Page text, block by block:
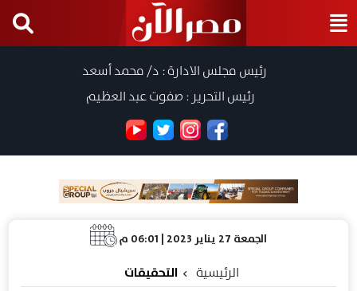
رئيس مجلس الادارة : د/ محمد أسعد
رئيس التحرير : صفوت عبد العظيم
الجمعة 27 يناير 2023 | 06:01 م
الرئيسية التحقيقات